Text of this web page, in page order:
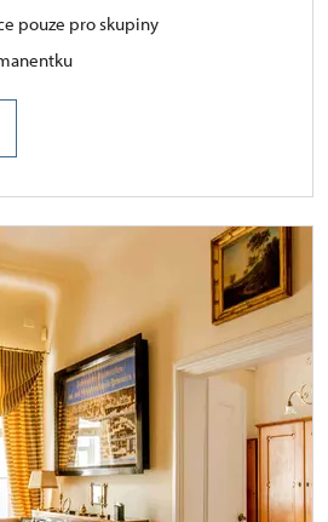
pouze pro skupiny